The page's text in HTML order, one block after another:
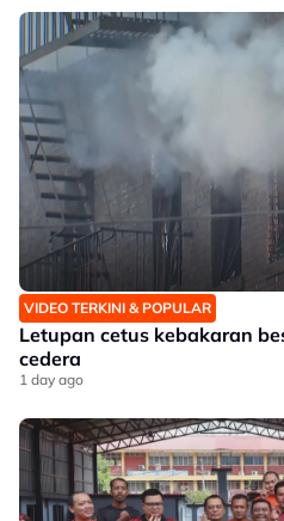
VIDEO TERKINI & POPULAR
Letupan cetus kebakaran
cedera
1 day ago